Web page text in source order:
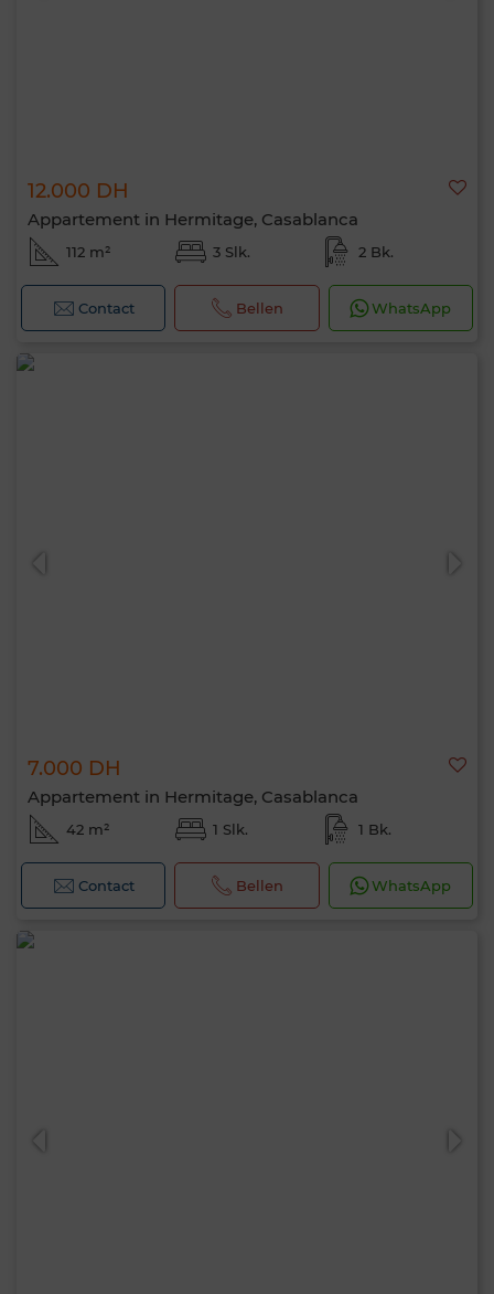
12.000 DH
Appartement in Hermitage, Casablanca
112 m² 3 Slk. 2 Bk.
Contact Bellen WhatsApp
7.000 DH
Appartement in Hermitage, Casablanca
42 m² 1 Slk. 1 Bk.
Contact Bellen WhatsApp